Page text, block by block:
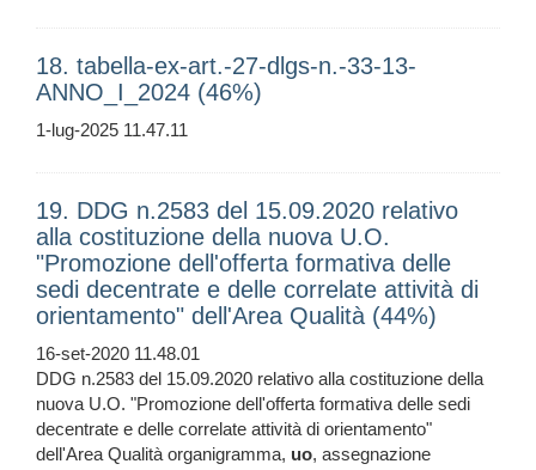
18. tabella-ex-art.-27-dlgs-n.-33-13-
ANNO_I_2024 (46%)
1-lug-2025 11.47.11
19. DDG n.2583 del 15.09.2020 relativo
alla costituzione della nuova U.O.
"Promozione dell'offerta formativa delle
sedi decentrate e delle correlate attività di
orientamento" dell'Area Qualità (44%)
16-set-2020 11.48.01
DDG n.2583 del 15.09.2020 relativo alla costituzione della
nuova U.O. "Promozione dell'offerta formativa delle sedi
decentrate e delle correlate attività di orientamento"
dell'Area Qualità organigramma, uo, assegnazione